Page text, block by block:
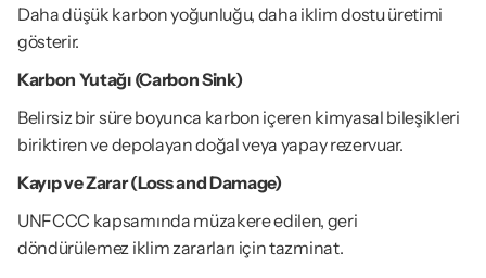
Daha düşük karbon yoğunluğu, daha iklim dostu üretimi
gösterir.
Karbon Yutağı (Carbon Sink)
Belirsiz bir süre boyunca karbon içeren kimyasal bileşikleri
biriktiren ve depolayan doğal veya yapay rezervuar.
Kayıp ve Zarar (Loss and Damage)
UNFCCC kapsamında müzakere edilen, geri
döndürülemez iklim zararları için tazminat.